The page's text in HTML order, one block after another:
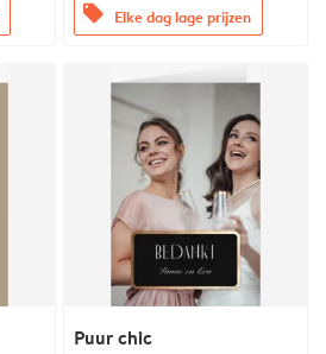
offers Elke dag lage prijzen
Puur chic